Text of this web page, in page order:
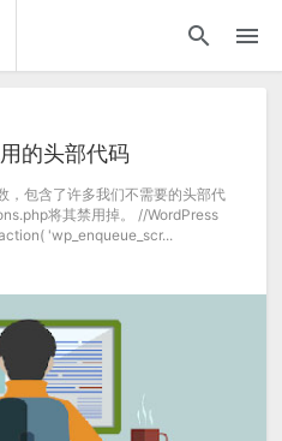
代码
的头部代码
包含了许多我们不需要的头部代
将其禁用掉。 //WordPress
'wp_enqueue_scr...